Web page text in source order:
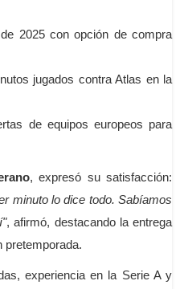
2025 con opción de compra
jugados contra Atlas en la
de equipos europeos para
, expresó su satisfacción:
minuto lo dice todo. Sabíamos
, afirmó, destacando la entrega
pretemporada.
experiencia en la Serie A y